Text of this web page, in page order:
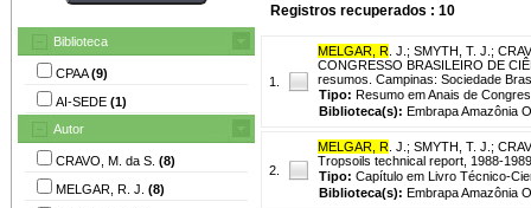
Biblioteca
CPAA(9)
AI-SEDE (1)
Autor
CRAVO, M. da S. (8)
MELGAR, R. J. (8)
Registros recuperados : 10
1.
MELGAR, R . J. ; SMYTH, T. J. ;
CONGRESSO BRASILEIRO DE
resumos. Campinas: Sociedade
Tipo: Resumo em Anais de
Biblioteca(s): Embrapa Amazônia
2.
MELGAR, R . J. ; SMYTH, T. J. ;
Tropsoils technical report, 1988-
Tipo: Capítulo em Livro Técnico-
Biblioteca(s): Embrapa Amazônia